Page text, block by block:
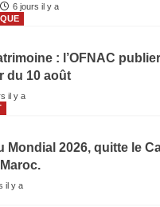
6 jours il y a
: l’OFNAC
du 10 août
il y a
Mondial 2026, quitte le
il y a